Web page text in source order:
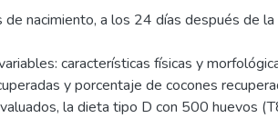
nacimiento, a los 24 días después de la
características físicas y
y porcentaje de cocones
la dieta tipo D con 500 huevos